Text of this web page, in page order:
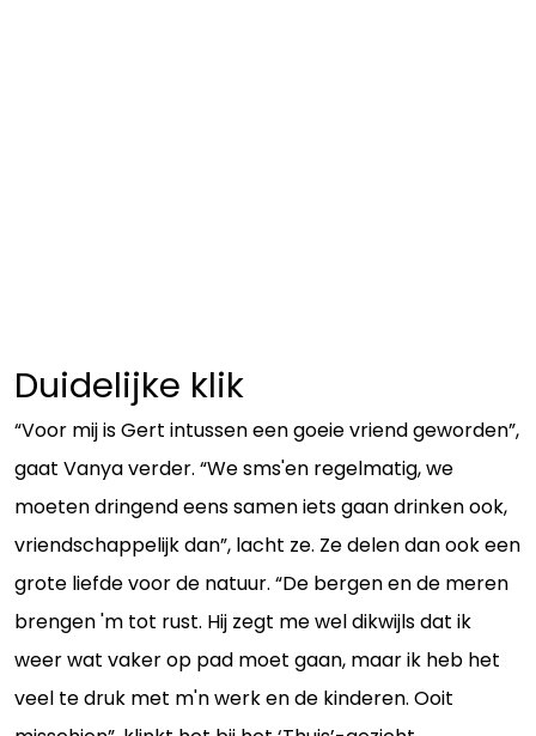
Duidelijke klik
“Voor mij is Gert intussen een goeie vriend geworden”,
gaat Vanya verder. “We sms'en regelmatig, we
moeten dringend eens samen iets gaan drinken ook,
vriendschappelijk dan”, lacht ze. Ze delen dan ook een
grote liefde voor de natuur. “De bergen en de meren
brengen 'm tot rust. Hij zegt me wel dikwijls dat ik
weer wat vaker op pad moet gaan, maar ik heb het
veel te druk met m'n werk en de kinderen. Ooit